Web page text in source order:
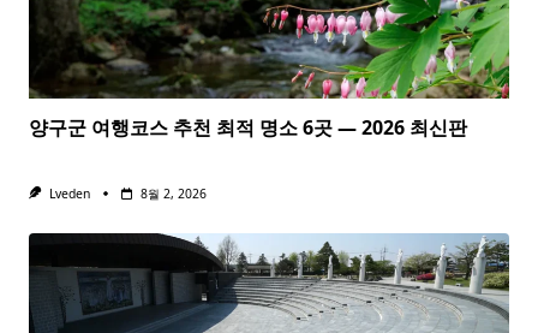
양구군 여행코스 추천 최적 명소 6곳 — 2026 최신판
Lveden 8월 2, 2026